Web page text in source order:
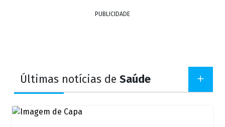
PUBLICIDADE
Últimas notícias de Saúde